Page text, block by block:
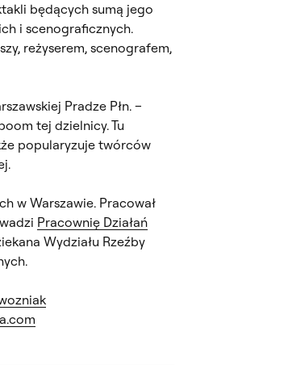
będących sumą jego
i scenograficznych.
reżyserem, scenografem,
Pradze Płn. –
tej dzielnicy. Tu
popularyzuje twórców
w Warszawie. Pracował
Pracownię Działań
Wydziału Rzeźby